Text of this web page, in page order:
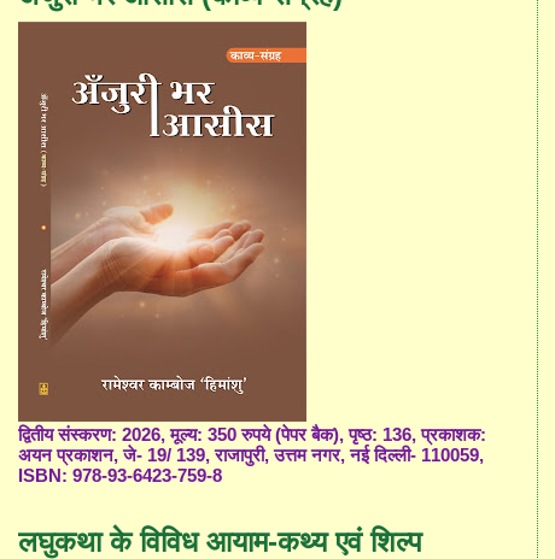
द्वितीय संस्करण: 2026, मूल्य: 350 रुपये (पेपर बैक), पृष्ठ: 136, प्रकाशक:
अयन प्रकाशन, जे- 19/ 139, राजापुरी, उत्तम नगर, नई दिल्ली- 110059,
ISBN: 978-93-6423-759-8
लघुकथा के विविध आयाम-कथ्य एवं शिल्प